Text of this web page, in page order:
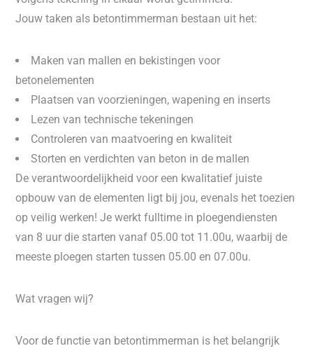
Jouw taken als betontimmerman bestaan uit het:
Maken van mallen en bekistingen voor
betonelementen
Plaatsen van voorzieningen, wapening en inserts
Lezen van technische tekeningen
Controleren van maatvoering en kwaliteit
Storten en verdichten van beton in de mallen
De verantwoordelijkheid voor een kwalitatief juiste
opbouw van de elementen ligt bij jou, evenals het toezien
op veilig werken! Je werkt fulltime in ploegendiensten
van 8 uur die starten vanaf 05.00 tot 11.00u, waarbij de
meeste ploegen starten tussen 05.00 en 07.00u.
Wat vragen wij?
Voor de functie van betontimmerman is het belangrijk